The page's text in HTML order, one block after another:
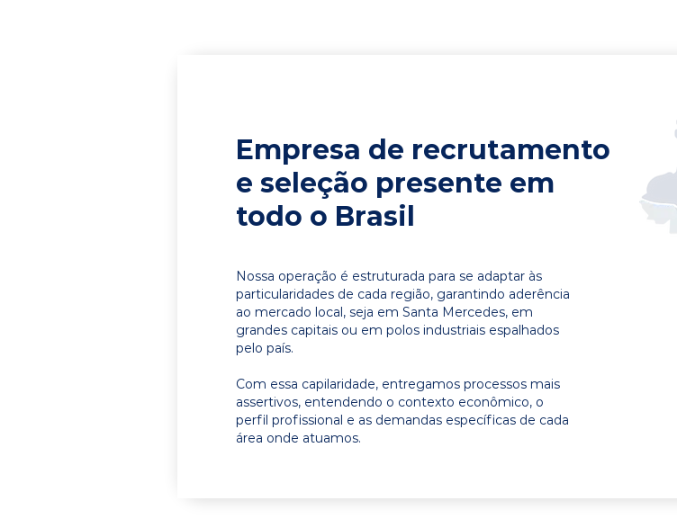
Empresa de recrutamento
e seleção presente em
todo o Brasil
Nossa operação é estruturada para se adaptar às
particularidades de cada região, garantindo aderência
ao mercado local, seja em Santa Mercedes, em
grandes capitais ou em polos industriais espalhados
pelo país.
Com essa capilaridade, entregamos processos mais
assertivos, entendendo o contexto econômico, o
perfil profissional e as demandas específicas de cada
área onde atuamos.